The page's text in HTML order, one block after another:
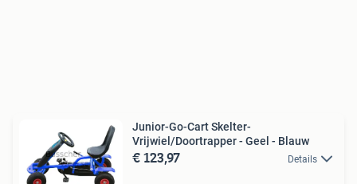
Junior-Go-Cart Skelter-
Vrijwiel/Doortrapper - Geel - Blauw
€ 123,97 Details